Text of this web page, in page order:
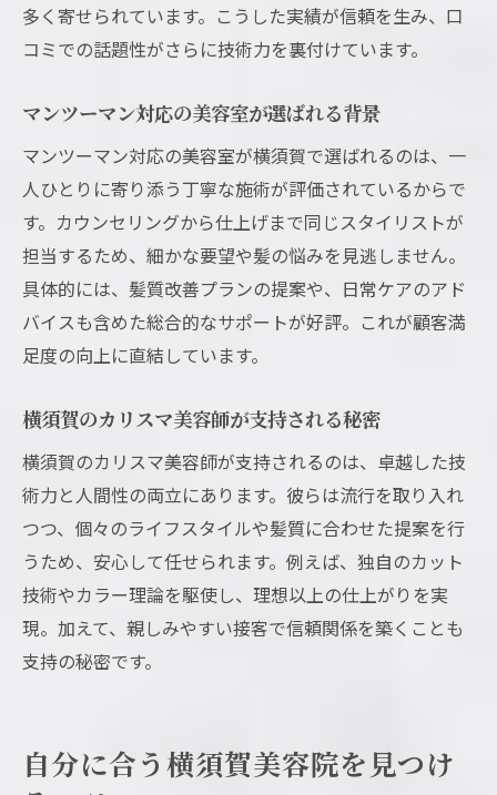
多く寄せられています。こうした実績が信頼を生み、口
コミでの話題性がさらに技術力を裏付けています。
マンツーマン対応の美容室が選ばれる背景
マンツーマン対応の美容室が横須賀で選ばれるのは、一
人ひとりに寄り添う丁寧な施術が評価されているからで
す。カウンセリングから仕上げまで同じスタイリストが
担当するため、細かな要望や髪の悩みを見逃しません。
具体的には、髪質改善プランの提案や、日常ケアのアド
バイスも含めた総合的なサポートが好評。これが顧客満
足度の向上に直結しています。
横須賀のカリスマ美容師が支持される秘密
横須賀のカリスマ美容師が支持されるのは、卓越した技
術力と人間性の両立にあります。彼らは流行を取り入れ
つつ、個々のライフスタイルや髪質に合わせた提案を行
うため、安心して任せられます。例えば、独自のカット
技術やカラー理論を駆使し、理想以上の仕上がりを実
現。加えて、親しみやすい接客で信頼関係を築くことも
支持の秘密です。
自分に合う横須賀美容院を見つけ